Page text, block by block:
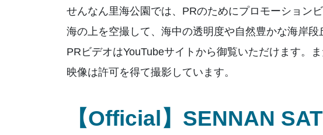
せんなん里海公園では、PRのためにプロモーション
海の上を空撮して、海中の透明度や自然豊かな海岸段
PRビデオはYouTubeサイトから御覧いただけます。
映像は許可を得て撮影しています。
【Official】SENNAN